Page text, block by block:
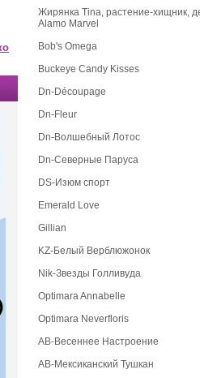
Жирянка Tina, растение-хищник,
Alamo Marvel
Bob's Omega
Buckeye Candy Kisses
Dn-Découpage
Dn-Fleur
Dn-Волшебный Лотос
Dn-Северные Паруса
DS-Изюм спорт
Emerald Love
Gillian
KZ-Белый Верблюжонок
Nik-Звезды Голливуда
Optimara Annabelle
Optimara Neverfloris
АВ-Весеннее Настроение
АВ-Мексиканский Тушкан